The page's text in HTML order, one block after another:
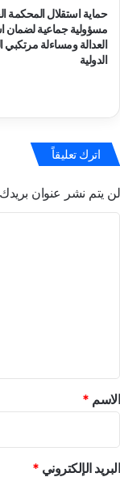
حماية استقلال المحكمة
مسؤولية جماعية لضمان
العدالة ومساءلة مرتكبي
الدولية
اترك تعليقاً
لن يتم نشر عنوان بريدك
*
الاسم *
البريد الإلكتروني *